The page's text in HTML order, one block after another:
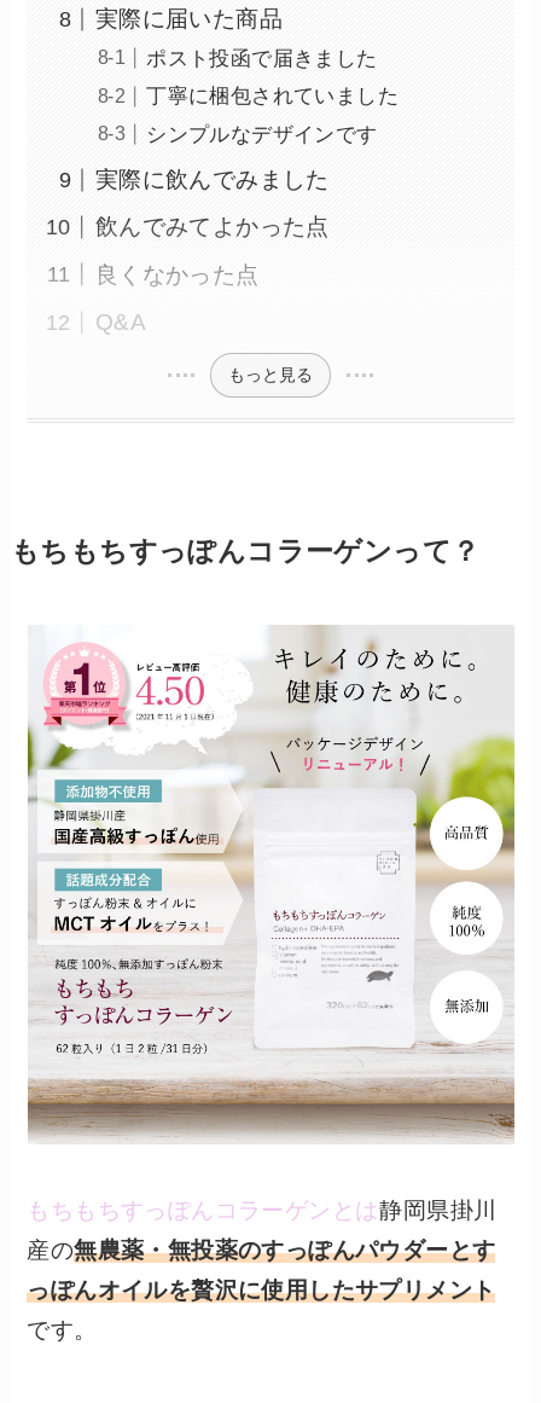
実際に届いた商品
ポスト投函で届きました
丁寧に梱包されていました
シンプルなデザインです
実際に飲んでみました
飲んでみてよかった点
良くなかった点
Q&A
もっと見る
もちもちすっぽんコラーゲンって？
もちもちすっぽんコラーゲンとは静岡県掛川
産の無農薬・無投薬のすっぽんパウダーとす
っぽんオイルを贅沢に使用したサプリメント
です。